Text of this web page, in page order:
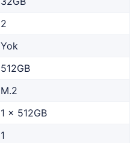
2
Yok
512GB
M.2
1 x 512GB
1